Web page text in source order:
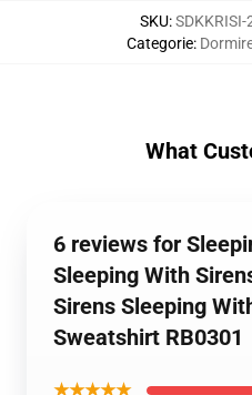
SKU:SDKKRISI-
Categorie:
What
6 reviews for
Sleeping With
Sirens Sleeping
Sweatshirt RB0301
★★★★★